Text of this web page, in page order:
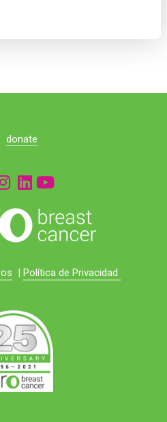
donate
| Política de Privacidad